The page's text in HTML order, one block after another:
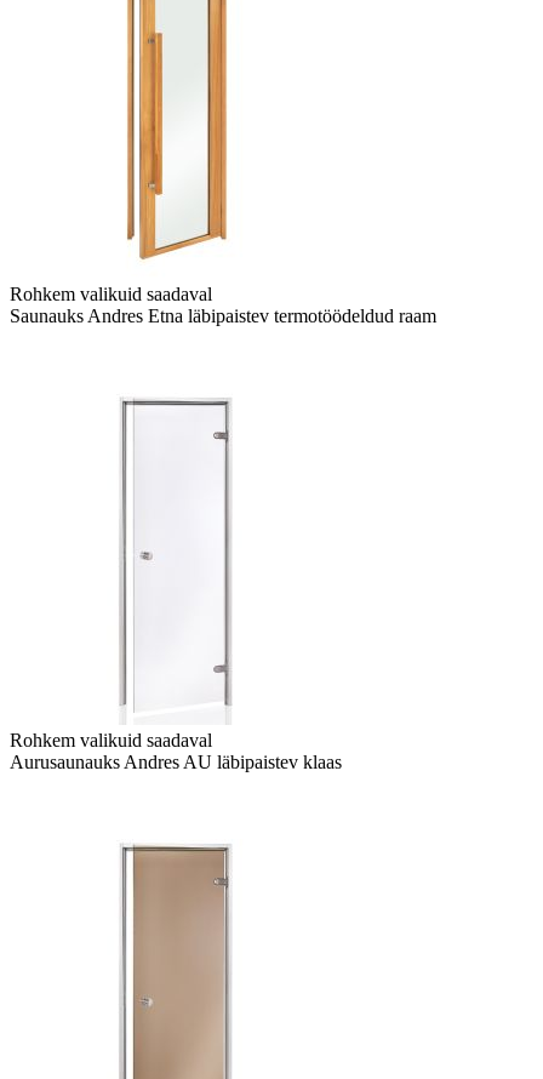
Rohkem valikuid saadaval
Saunauks Andres Etna läbipaistev termotöödeldud raam
Rohkem valikuid saadaval
Aurusaunauks Andres AU läbipaistev klaas